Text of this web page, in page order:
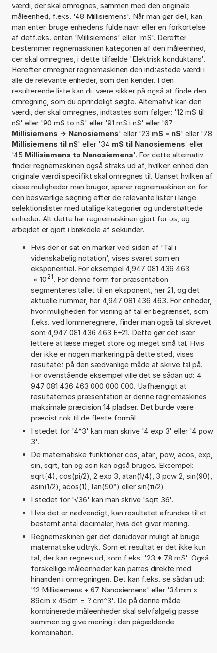
værdi, der skal omregnes, sammen med den originale
måleenhed, f.eks. '48 Millisiemens'. Når man gør det, kan
man enten bruge enhedens fulde navn eller en forkortelse
af detf.eks. enten 'Millisiemens' eller 'mS'. Derefter
bestemmer regnemaskinen kategorien af den måleenhed,
der skal omregnes, i dette tilfælde 'Elektrisk konduktans'.
Herefter omregner regnemaskinen den indtastede værdi i
alle de relevante enheder, som den kender. I den
resulterende liste kan du være sikker på også at finde den
omregning, som du oprindeligt søgte. Alternativt kan den
værdi, der skal omregnes, indtastes som følger: '12 mS til
nS' eller '90 mS to nS' eller '91 mS i nS' eller '67
Millisiemens -> Nanosiemens' eller '23 mS = nS' eller '78
Millisiemens til nS' eller '34 mS til Nanosiemens' eller
'45 Millisiemens to Nanosiemens'. For dette alternativ
finder regnemaskinen også straks ud af, hvilken enhed den
originale værdi specifikt skal omregnes til. Uanset hvilken af
disse muligheder man bruger, sparer regnemaskinen en for
den besværlige søgning efter de relevante lister i lange
selektionslister med utallige kategorier og understøttede
enheder. Alt dette har regnemaskinen gjort for os, og
arbejdet er gjort i brøkdele af sekunder.
Hvis der er sat en markør ved siden af 'Tal i
videnskabelig notation', vises svaret som en
eksponentiel. For eksempel 4,947 081 436 463
× 10 21. For denne form for præsentation
segmenteres tallet til en eksponent, her 21, og det
aktuelle nummer, her 4,947 081 436 463. For enheder,
hvor muligheden for visning af tal er begrænset, som
f.eks. ved lommeregnere, finder man også tal skrevet
som 4,947 081 436 463 E+21. Dette gør det især
lettere at læse meget store og meget små tal. Hvis
der ikke er nogen markering på dette sted, vises
resultatet på den sædvanlige måde at skrive tal på.
For ovenstående eksempel ville det se sådan ud: 4
947 081 436 463 000 000 000. Uafhængigt at
resultaternes præsentation er denne regnemaskines
maksimale præcision 14 pladser. Det burde være
præcist nok til de fleste formål.
I stedet for '4^3' kan man skrive '4 exp 3' eller '4 pow
3'.
De matematiske funktioner cos, atan, pow, acos, exp,
sin, sqrt, tan og asin kan også bruges. Eksempel:
sqrt(4), cos(pi/2), 2 exp 3, atan(1/4), 3 pow 2, sin(90),
asin(1/2), acos(1), tan(90°) eller sin(π/2)
I stedet for '√36' kan man skrive 'sqrt 36'.
Hvis det er nødvendigt, kan resultatet afrundes til et
bestemt antal decimaler, hvis det giver mening.
Regnemaskinen gør det derudover muligt at bruge
matematiske udtryk. Som et resultat er det ikke kun
tal, der kan regnes ud, som f.eks. '23 * 78 mS'. Også
forskellige måleenheder kan parres direkte med
hinanden i omregningen. Det kan f.eks. se sådan ud:
'12 Millisiemens + 67 Nanosiemens' eller '34mm x
89cm x 45dm = ? cm^3'. De på denne måde
kombinerede måleenheder skal selvfølgelig passe
sammen og give mening i den pågældende
kombination.